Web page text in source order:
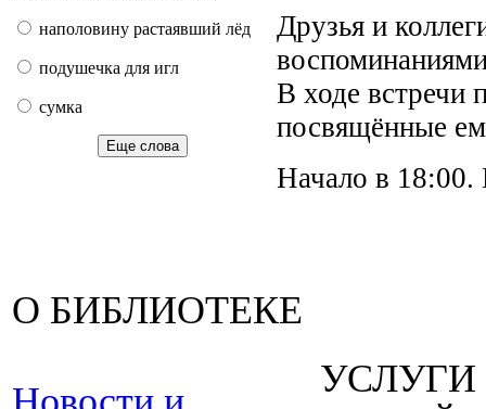
наполовину растаявший лёд
подушечка для игл
сумка
Еще слова
Друзья и
В ходе встречи
посвящённые
Начало в 18:00.
О БИБЛИОТЕКЕ
УСЛУГИ